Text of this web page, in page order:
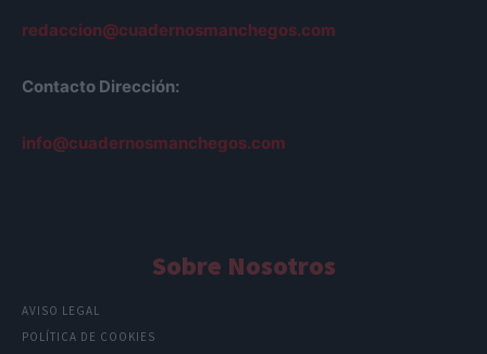
redaccion@cuadernosmanchegos.com
Contacto Dirección:
info@cuadernosmanchegos.com
Sobre Nosotros
AVISO LEGAL
POLÍTICA DE COOKIES